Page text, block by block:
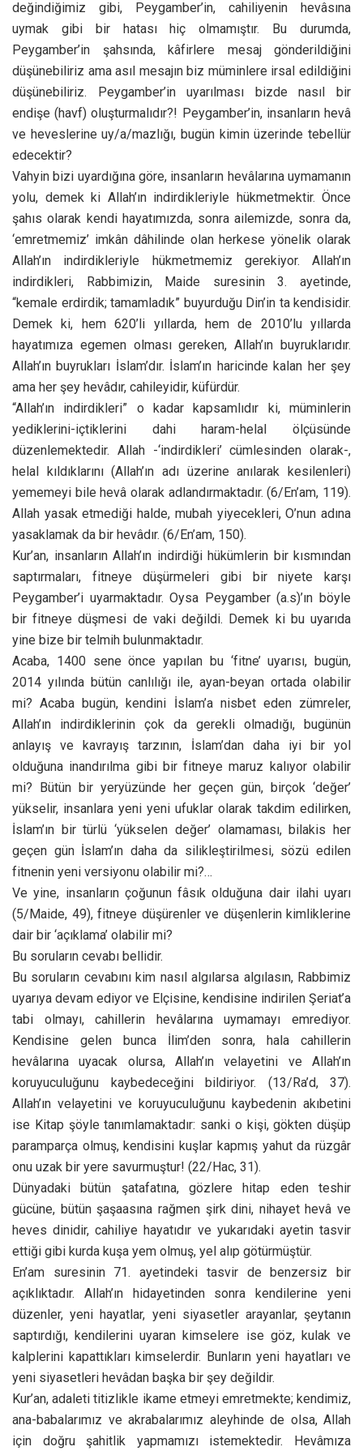
değindiğimiz gibi, Peygamber’in, cahiliyenin hevâsına
uymak gibi bir hatası hiç olmamıştır. Bu durumda,
Peygamber’in şahsında, kâfirlere mesaj gönderildiğini
düşünebiliriz ama asıl mesajın biz müminlere irsal edildiğini
düşünebiliriz. Peygamber’in uyarılması bizde nasıl bir
endişe (havf) oluşturmalıdır?! Peygamber’in, insanların hevâ
ve heveslerine uy/a/mazlığı, bugün kimin üzerinde tebellür
edecektir?
Vahyin bizi uyardığına göre, insanların hevâlarına uymamanın
yolu, demek ki Allah’ın indirdikleriyle hükmetmektir. Önce
şahıs olarak kendi hayatımızda, sonra ailemizde, sonra da,
‘emretmemiz’ imkân dâhilinde olan herkese yönelik olarak
Allah’ın indirdikleriyle hükmetmemiz gerekiyor. Allah’ın
indirdikleri, Rabbimizin, Maide suresinin 3. ayetinde,
“kemale erdirdik; tamamladık” buyurduğu Din’in ta kendisidir.
Demek ki, hem 620’li yıllarda, hem de 2010’lu yıllarda
hayatımıza egemen olması gereken, Allah’ın buyruklarıdır.
Allah’ın buyrukları İslam’dır. İslam’ın haricinde kalan her şey
ama her şey hevâdır, cahileyidir, küfürdür.
“Allah’ın indirdikleri” o kadar kapsamlıdır ki, müminlerin
yediklerini-içtiklerini dahi haram-helal ölçüsünde
düzenlemektedir. Allah -‘indirdikleri’ cümlesinden olarak-,
helal kıldıklarını (Allah’ın adı üzerine anılarak kesilenleri)
yememeyi bile hevâ olarak adlandırmaktadır. (6/En’am, 119).
Allah yasak etmediği halde, mubah yiyecekleri, O’nun adına
yasaklamak da bir hevâdır. (6/En’am, 150).
Kur’an, insanların Allah’ın indirdiği hükümlerin bir kısmından
saptırmaları, fitneye düşürmeleri gibi bir niyete karşı
Peygamber’i uyarmaktadır. Oysa Peygamber (a.s)’ın böyle
bir fitneye düşmesi de vaki değildi. Demek ki bu uyarıda
yine bize bir telmih bulunmaktadır.
Acaba, 1400 sene önce yapılan bu ‘fitne’ uyarısı, bugün,
2014 yılında bütün canlılığı ile, ayan-beyan ortada olabilir
mi? Acaba bugün, kendini İslam’a nisbet eden zümreler,
Allah’ın indirdiklerinin çok da gerekli olmadığı, bugünün
anlayış ve kavrayış tarzının, İslam’dan daha iyi bir yol
olduğuna inandırılma gibi bir fitneye maruz kalıyor olabilir
mi? Bütün bir yeryüzünde her geçen gün, birçok ‘değer’
yükselir, insanlara yeni yeni ufuklar olarak takdim edilirken,
İslam’ın bir türlü ‘yükselen değer’ olamaması, bilakis her
geçen gün İslam’ın daha da silikleştirilmesi, sözü edilen
fitnenin yeni versiyonu olabilir mi?…
Ve yine, insanların çoğunun fâsık olduğuna dair ilahi uyarı
(5/Maide, 49), fitneye düşürenler ve düşenlerin kimliklerine
dair bir ‘açıklama’ olabilir mi?
Bu soruların cevabı bellidir.
Bu soruların cevabını kim nasıl algılarsa algılasın, Rabbimiz
uyarıya devam ediyor ve Elçisine, kendisine indirilen Şeriat’a
tabi olmayı, cahillerin hevâlarına uymamayı emrediyor.
Kendisine gelen bunca İlim’den sonra, hala cahillerin
hevâlarına uyacak olursa, Allah’ın velayetini ve Allah’ın
koruyuculuğunu kaybedeceğini bildiriyor. (13/Ra’d, 37).
Allah’ın velayetini ve koruyuculuğunu kaybedenin akıbetini
ise Kitap şöyle tanımlamaktadır: sanki o kişi, gökten düşüp
paramparça olmuş, kendisini kuşlar kapmış yahut da rüzgâr
onu uzak bir yere savurmuştur! (22/Hac, 31).
Dünyadaki bütün şatafatına, gözlere hitap eden teshir
gücüne, bütün şaşaasına rağmen şirk dini, nihayet hevâ ve
heves dinidir, cahiliye hayatıdır ve yukarıdaki ayetin tasvir
ettiği gibi kurda kuşa yem olmuş, yel alıp götürmüştür.
En’am suresinin 71. ayetindeki tasvir de benzersiz bir
açıklıktadır. Allah’ın hidayetinden sonra kendilerine yeni
düzenler, yeni hayatlar, yeni siyasetler arayanlar, şeytanın
saptırdığı, kendilerini uyaran kimselere ise göz, kulak ve
kalplerini kapattıkları kimselerdir. Bunların yeni hayatları ve
yeni siyasetleri hevâdan başka bir şey değildir.
Kur’an, adaleti titizlikle ikame etmeyi emretmekte; kendimiz,
ana-babalarımız ve akrabalarımız aleyhinde de olsa, Allah
için doğru şahitlik yapmamızı istemektedir. Hevâmıza